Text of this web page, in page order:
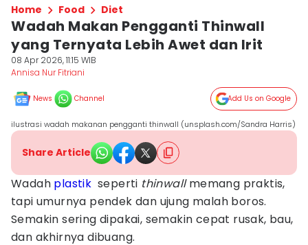
Home Food Diet
Wadah Makan Pengganti Thinwall
yang Ternyata Lebih Awet dan Irit
08 Apr 2026, 11:15 WIB
Annisa Nur Fitriani
News Channel Add Us on Google
ilustrasi wadah makanan pengganti thinwall (unsplash.com/Sandra Harris)
Share Article
Wadah plastik seperti thinwallmemang praktis,
tapi umurnya pendek dan ujung malah boros.
Semakin sering dipakai, semakin cepat rusak, bau,
dan akhirnya dibuang.